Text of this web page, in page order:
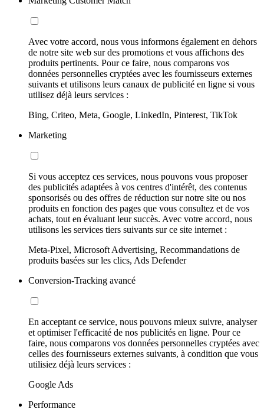
Avec votre accord, nous vous informons également en dehors
de notre site web sur des promotions et vous affichons des
produits pertinents. Pour ce faire, nous comparons vos
données personnelles cryptées avec les fournisseurs externes
suivants et utilisons leurs canaux de publicité en ligne si vous
utilisez déjà leurs services :
Bing, Criteo, Meta, Google, LinkedIn, Pinterest, TikTok
Marketing
Si vous acceptez ces services, nous pouvons vous proposer
des publicités adaptées à vos centres d'intérêt, des contenus
sponsorisés ou des offres de réduction sur notre site ou nos
produits en fonction des pages que vous consultez et de vos
achats, tout en évaluant leur succès. Avec votre accord, nous
utilisons les services tiers suivants sur ce site internet :
Meta-Pixel, Microsoft Advertising, Recommandations de
produits basées sur les clics, Ads Defender
Conversion-Tracking avancé
En acceptant ce service, nous pouvons mieux suivre, analyser
et optimiser l'efficacité de nos publicités en ligne. Pour ce
faire, nous comparons vos données personnelles cryptées avec
celles des fournisseurs externes suivants, à condition que vous
utilisiez déjà leurs services :
Google Ads
Performance